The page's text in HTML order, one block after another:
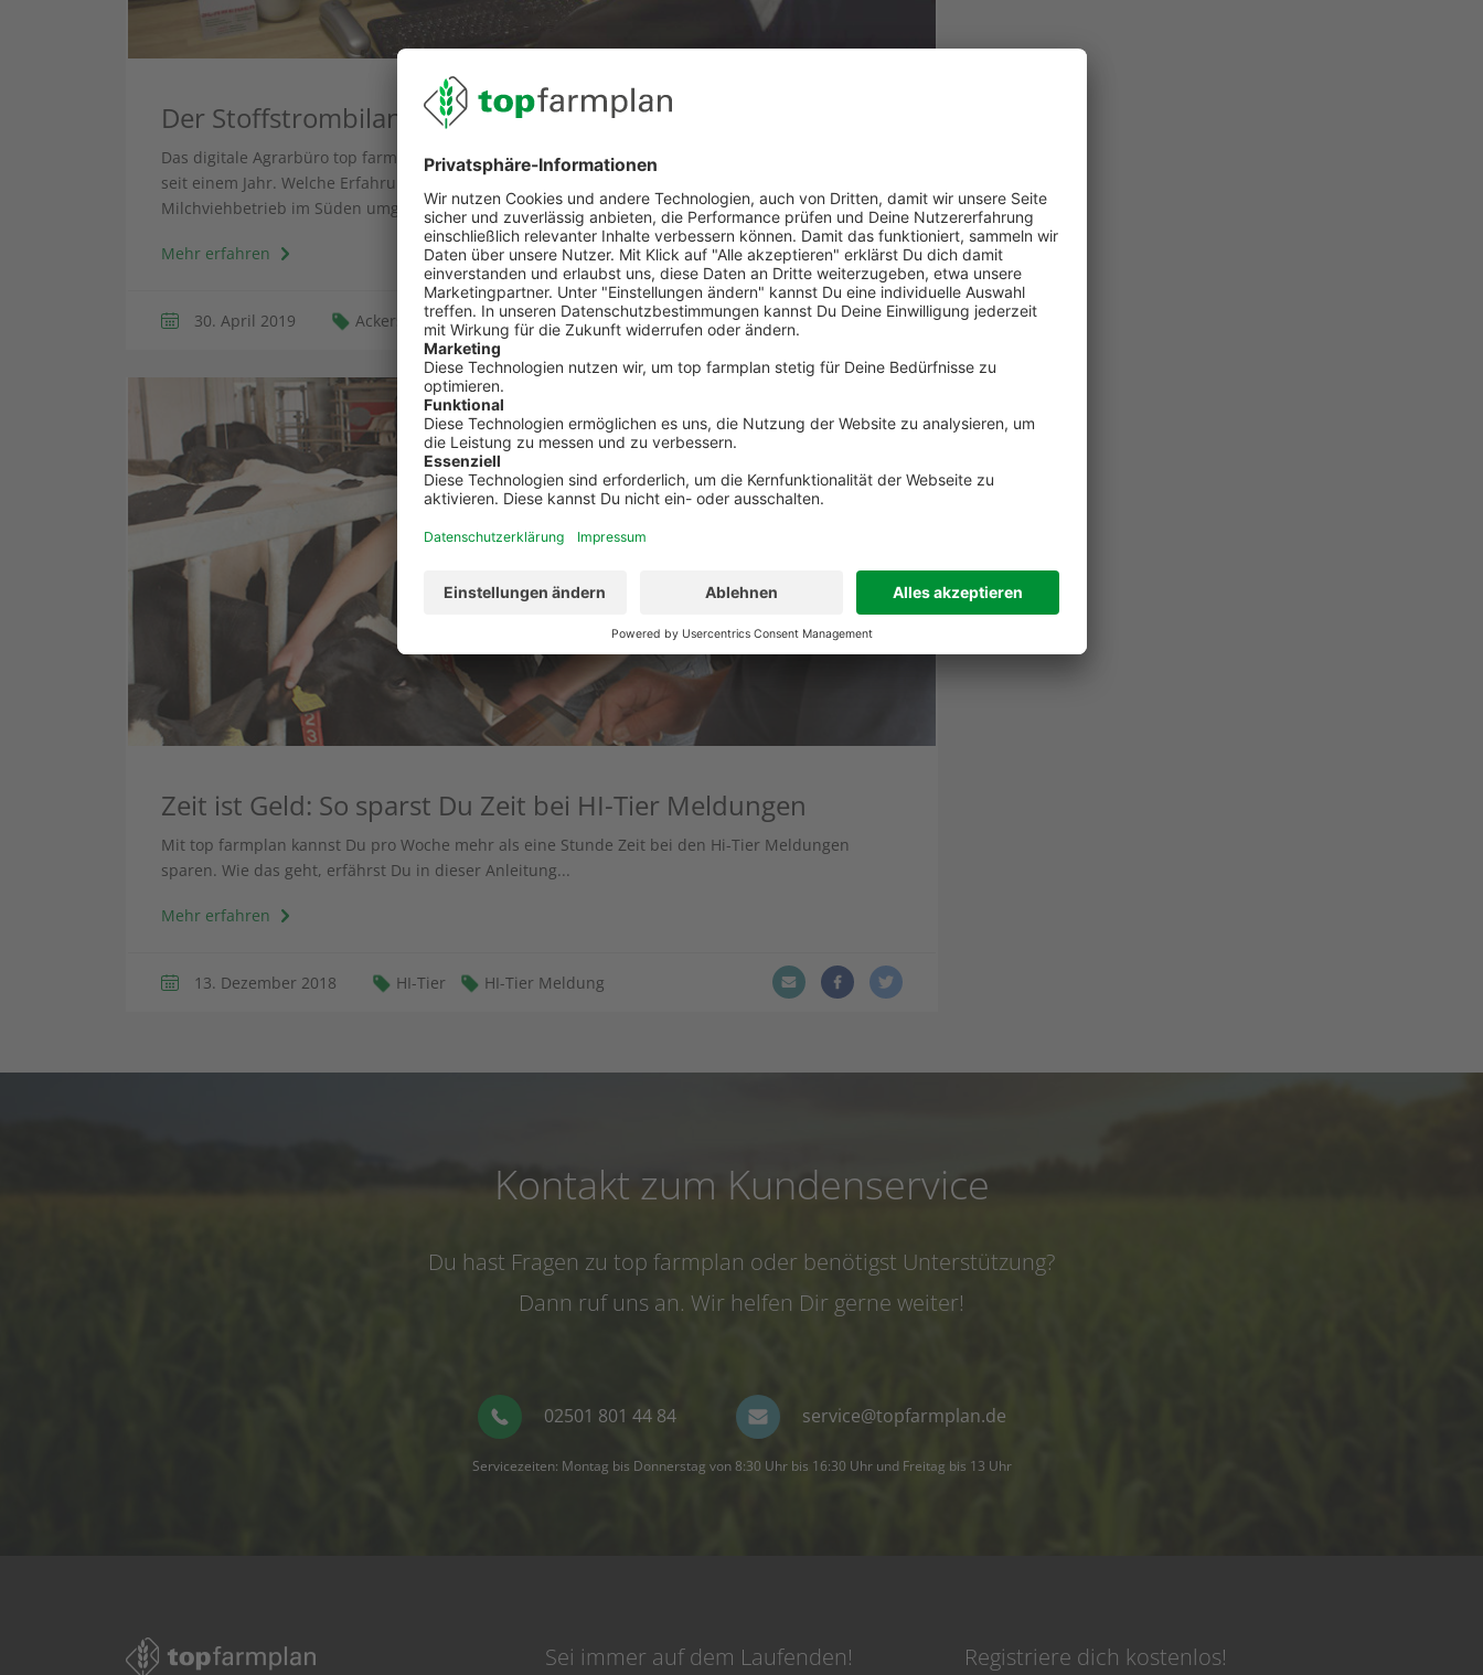
Der Stoffstrombilanz einen Schritt voraus
Das digitale Agrarbüro top farmplan gibt es seit zwei Jahren, die darin integrierte Ackerschlagkartei
seit einem Jahr. Welche Erfahrungen haben Praktiker damit gemacht? Wir haben uns auf einem
Milchviehbetrieb im Süden umgehört...
Mehr erfahren
30. April 2019 Ackerschlagkartei Erfahrung top farmplan
Zeit ist Geld: So sparst Du Zeit bei HI-Tier Meldungen
Mit top farmplan kannst Du pro Woche mehr als eine Stunde Zeit bei den Hi-Tier Meldungen
sparen. Wie das geht, erfährst Du in dieser Anleitung...
Mehr erfahren
13. Dezember 2018 HI-Tier HI-Tier Meldung
Kontakt zum Kundenservice
Du hast Fragen zu top farmplan oder benötigst Unterstützung?
Dann ruf uns an. Wir helfen Dir gerne weiter!
02501 801 44 84 service@topfarmplan.de
Servicezeiten: Montag bis Donnerstag von 8:30 Uhr bis 16:30 Uhr und Freitag bis 13 Uhr
Sei immer auf dem Laufenden! Registriere dich kostenlos!